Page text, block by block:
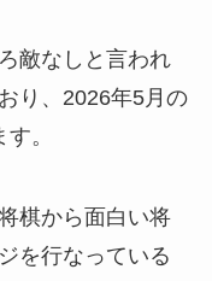
敵なしと言われ
り、2026年5月の
。
棋から面白い将
を行なっている